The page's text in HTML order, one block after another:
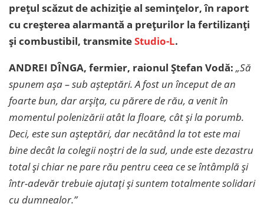
prețul scăzut de achiziție al semințelor, în raport
cu creșterea alarmantă a prețurilor la fertilizanți
și combustibil, transmiteStudio-L.
ANDREI DÎNGA, fermier, raionul Ștefan Vodă: „Să
spunem așa – sub așteptări. A fost un început de an
foarte bun, dar arșița, cu părere de rău, a venit în
momentul polenizării atât la floare, cât și la porumb.
Deci, este sun așteptări, dar necătând la tot este mai
bine decât la colegii noștri de la sud, unde este dezastru
total și chiar ne pare rău pentru ceea ce se întâmplă și
într-adevăr trebuie ajutați și suntem totalmente solidari
cu dumnealor.”